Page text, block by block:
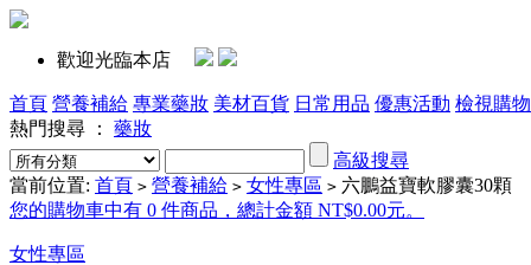
歡迎光臨本店
首頁 營養補給 專業藥妝 美材百貨 日常用品 優惠活動 檢視購
熱門搜尋 ： 藥妝
高級搜尋
當前位置: 首頁 > 營養補給 > 女性專區 > 六鵬益寶軟膠囊30顆
您的購物車中有 0 件商品，總計金額 NT$0.00元。
女性專區